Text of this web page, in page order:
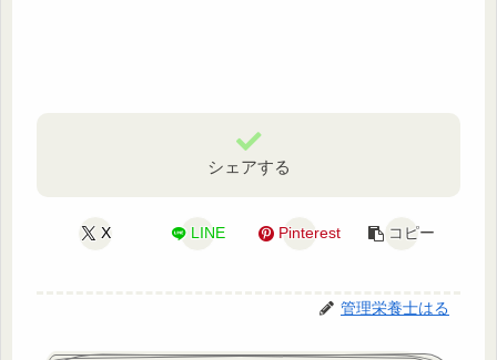
シェアする
X LINE Pinterest コピー
管理栄養士はる